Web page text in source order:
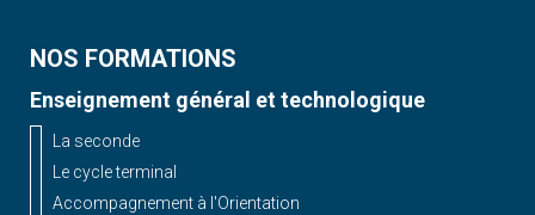
NOS FORMATIONS
Enseignement général et technologique
La seconde
Le cycle terminal
Accompagnement à l'Orientation